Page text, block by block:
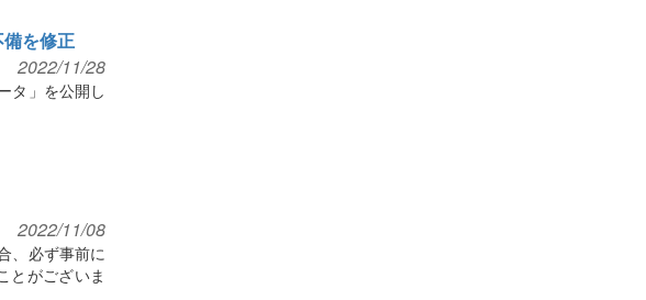
を修正
2022/11/28
タ」を公開し
2022/11/08
、必ず事前に
とがございま